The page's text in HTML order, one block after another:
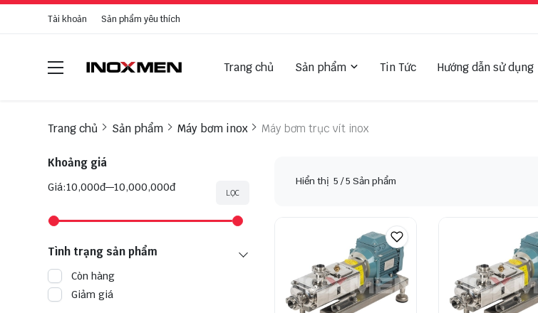
Tài khoản Sản phẩm yêu thích
Trang chủ Sản phẩm Tin Tức Hướng dẫn sử dụng
Trang chủ Sản phẩm Máy bơm inox Máy bơm trục vít inox
Khoảng giá
Giá:10,000đ 10,000,000đ LỌC
Tình trạng sản phẩm
Còn hàng
Giảm giá
Hiển thị 5 / 5 Sản phẩm